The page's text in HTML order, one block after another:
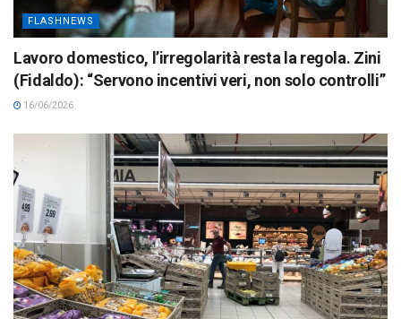
FLASHNEWS
Lavoro domestico, l’irregolarità resta la regola. Zini
(Fidaldo): “Servono incentivi veri, non solo controlli”
16/06/2026